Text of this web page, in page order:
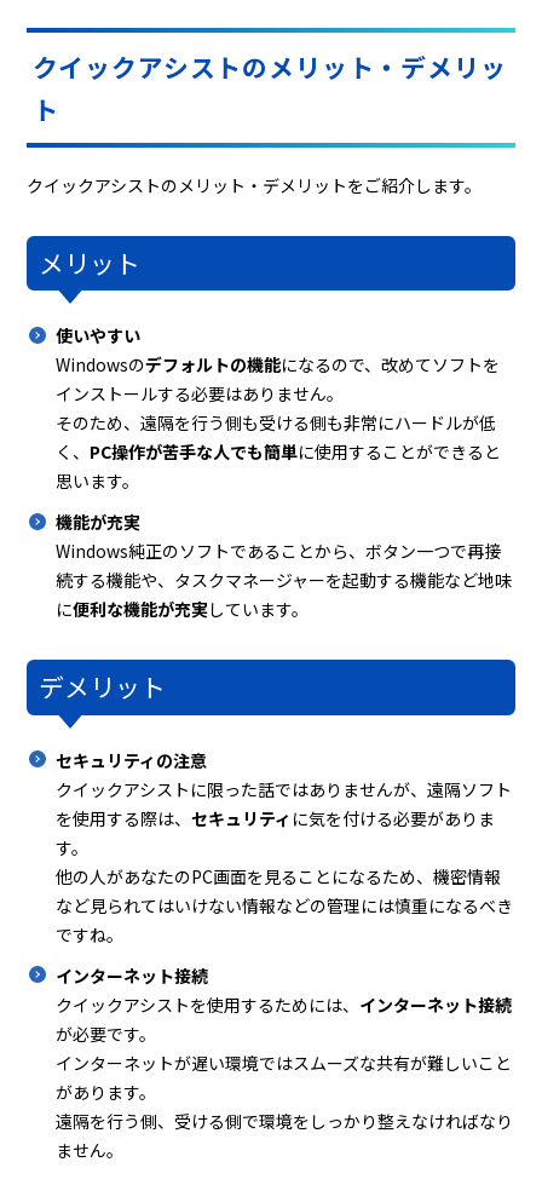
クイックアシストのメリット・デメリッ
ト
クイックアシストのメリット・デメリットをご紹介します。
メリット
使いやすい
Windowsのデフォルトの機能になるので、改めてソフトを
インストールする必要はありません。
そのため、遠隔を行う側も受ける側も非常にハードルが低
く、 PC操作が苦手な人でも簡単に使用することができると
思います。
機能が充実
Windows純正のソフトであることから、ボタン一つで再接
続する機能や、タスクマネージャーを起動する機能など地味
に便利な機能が充実しています。
デメリット
セキュリティの注意
クイックアシストに限った話ではありませんが、遠隔ソフト
を使用する際は、 セキュリティ に気を付ける必要がありま
す。
他の人があなたのPC画面を見ることになるため、機密情報
など見られてはいけない情報などの管理には慎重になるべき
ですね。
インターネット接続
クイックアシストを使用するためには、 インターネット接続
が必要です。
インターネットが遅い環境ではスムーズな共有が難しいこと
があります。
遠隔を行う側、受ける側で環境をしっかり整えなければなり
ません。